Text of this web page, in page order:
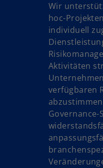
Wir
hoc-
individuell
Aktivitäten
verfügbaren